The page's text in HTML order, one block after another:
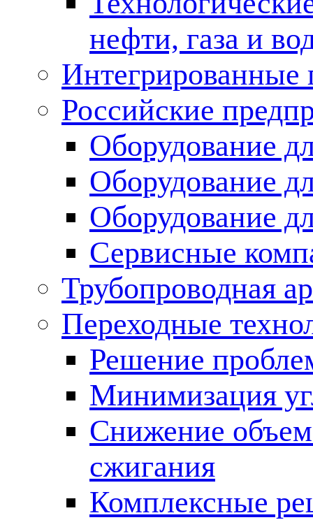
нефти, газа и
Российские
Оборудование
Оборудование
Оборудование
Сервисные
Трубопроводная
Переходные
Решение
Минимизация
Снижение
сжигания
Комплексные